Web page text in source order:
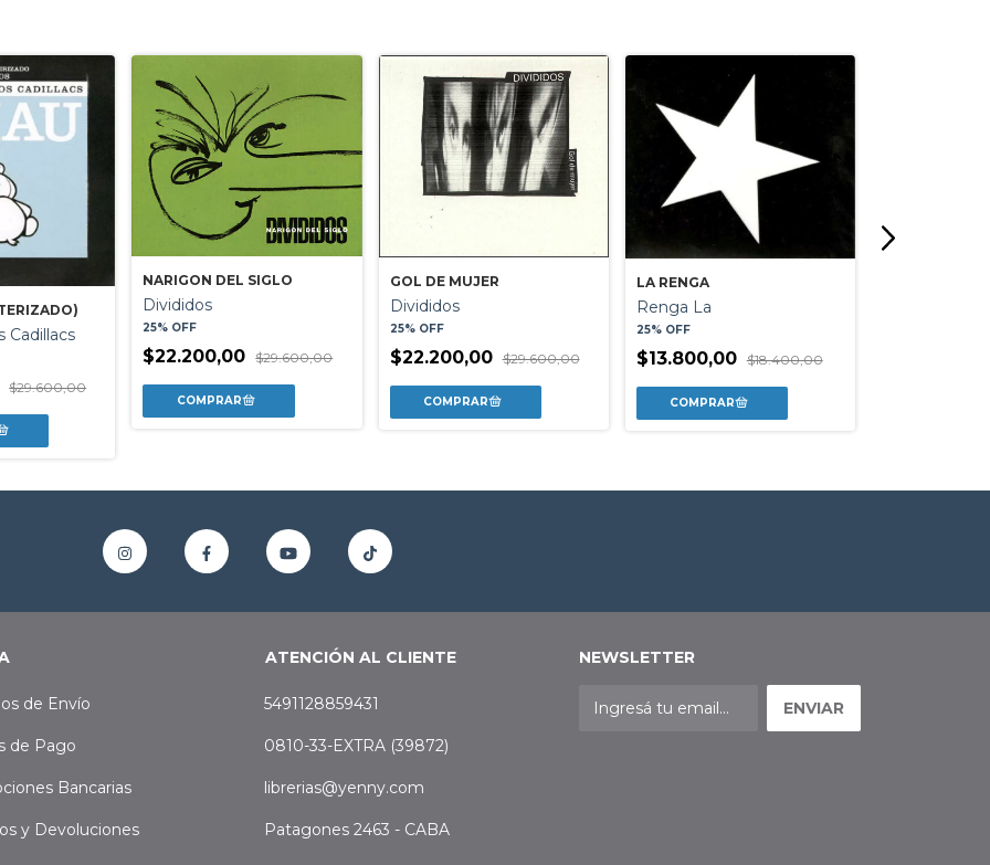
Cadillacs
$29.600,00
NARIGON DEL SIGLO
Divididos
25% OFF
$22.200,00 $29.600,00
GOL DE MUJER
Divididos
25% OFF
$22.200,00 $29.600,00
LA RENGA
Renga La
25% OFF
$13.800,00 $18.400,00
de Envío
de Pago
Bancarias
y Devoluciones
ATENCIÓN AL CLIENTE
5491128859431
0810-33-EXTRA (39872)
librerias@yenny.com
Patagones 2463 - CABA
NEWSLETTER